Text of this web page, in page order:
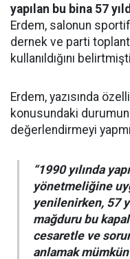
yapılan bu bina 57
Erdem, salonun sportif
dernek ve parti
kullanıldığını
Erdem, yazısında
konusundaki
değerlendirmeyi
“1990 yılında
yönetmeliğine
yenilenirken, 57
mağduru bu
cesaretle ve
anlamak